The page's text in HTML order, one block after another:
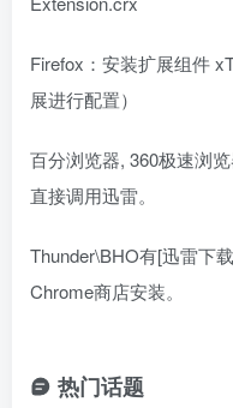
Firefox：安装扩展组件
展进行配置）
百分浏览器, 360极速浏
直接调用迅雷。
Thunder\BHO有[迅雷下
Chrome商店安装。
热门话题